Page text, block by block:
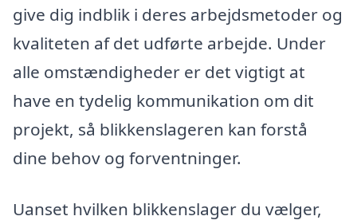
give dig indblik i deres arbejdsmetoder og
kvaliteten af det udførte arbejde. Under
alle omstændigheder er det vigtigt at
have en tydelig kommunikation om dit
projekt, så blikkenslageren kan forstå
dine behov og forventninger.
Uanset hvilken blikkenslager du vælger,